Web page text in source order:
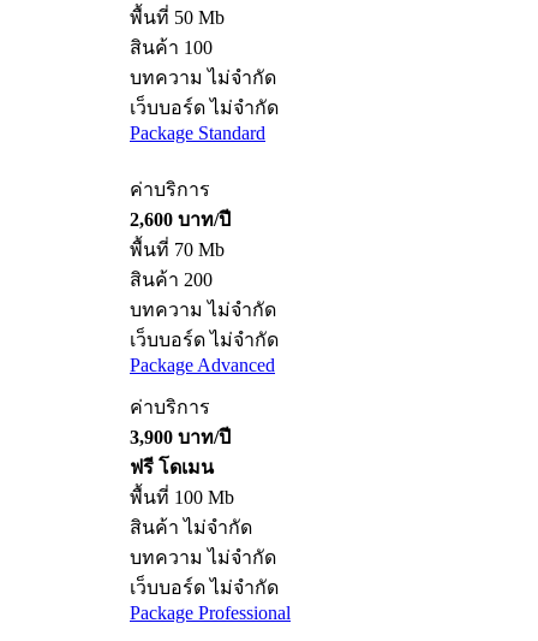
พื้นที่ 50 Mb
สินค้า 100
บทความ ไม่จำกัด
เว็บบอร์ด ไม่จำกัด
Package Standard
ค่าบริการ
2,600 บาท/ปี
พื้นที่ 70 Mb
สินค้า 200
บทความ ไม่จำกัด
เว็บบอร์ด ไม่จำกัด
Package Advanced
ค่าบริการ
3,900 บาท/ปี
ฟรี โดเมน
พื้นที่ 100 Mb
สินค้า ไม่จำกัด
บทความ ไม่จำกัด
เว็บบอร์ด ไม่จำกัด
Package Professional